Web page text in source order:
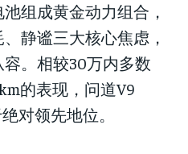
组成黄金动力组合，
静谧三大核心焦虑，
。相较30万内多数
的表现，问道V9
对领先地位。